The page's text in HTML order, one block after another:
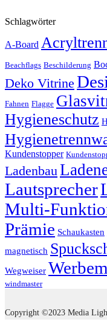
Schlagwörter
A-Board
Beachflags Beschilderung
Deko Vitrine
Fahnen Flagge
Hygieneschutz
Kundenstopper
Ladenbau
Lautsprecher
Multi-
Prämie Schaukasten
magnetisch
Wegweiser
windmaster
Copyright ©2023 Media